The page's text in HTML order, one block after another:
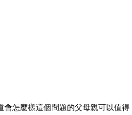
會怎麼樣這個問題的父母親可以值得